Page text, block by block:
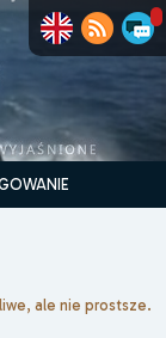
ale nie prostsze.